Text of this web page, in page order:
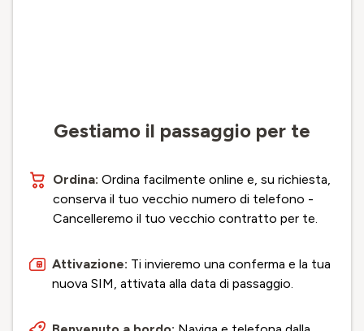
Gestiamo il passaggio per te
Ordina: Ordina facilmente online e, su richiesta,
conserva il tuo vecchio numero di telefono -
Cancelleremo il tuo vecchio contratto per te.
Attivazione: Ti invieremo una conferma e la tua
nuova SIM, attivata alla data di passaggio.